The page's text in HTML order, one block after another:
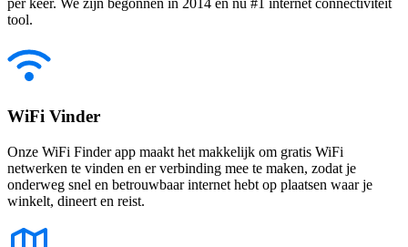
tool.
WiFi Vinder
Onze WiFi Finder app maakt het makkelijk om gratis WiFi
netwerken te vinden en er verbinding mee te maken, zodat je
onderweg snel en betrouwbaar internet hebt op plaatsen waar je
winkelt, dineert en reist.